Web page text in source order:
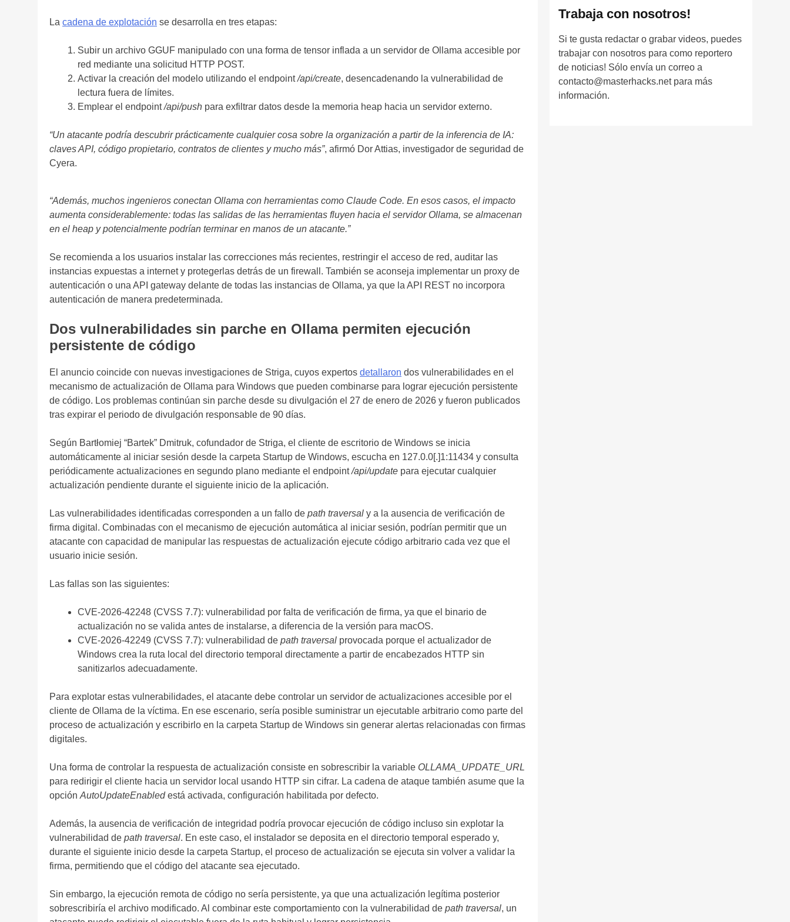
La cadena de explotación se desarrolla en tres etapas:
Subir un archivo GGUF manipulado con una forma de tensor inflada a un servidor de Ollama accesible por
red mediante una solicitud HTTP POST.
Activar la creación del modelo utilizando el endpoint/api/create, desencadenando la vulnerabilidad de
lectura fuera de límites.
Emplear el endpoint/api/push para exfiltrar datos desde la memoria heap hacia un servidor externo.
“Un atacante podría descubrir prácticamente cualquier cosa sobre la organización a partir de la inferencia de IA:
claves API, código propietario, contratos de clientes y mucho más”, afirmó Dor Attias, investigador de seguridad de
Cyera.
“Además, muchos ingenieros conectan Ollama con herramientas como Claude Code. En esos casos, el impacto
aumenta considerablemente: todas las salidas de las herramientas fluyen hacia el servidor Ollama, se almacenan
en el heap y potencialmente podrían terminar en manos de un atacante.”
Se recomienda a los usuarios instalar las correcciones más recientes, restringir el acceso de red, auditar las
instancias expuestas a internet y protegerlas detrás de un firewall. También se aconseja implementar un proxy de
autenticación o una API gateway delante de todas las instancias de Ollama, ya que la API REST no incorpora
autenticación de manera predeterminada.
Dos vulnerabilidades sin parche en Ollama permiten ejecución
persistente de código
El anuncio coincide con nuevas investigaciones de Striga, cuyos expertos detallaron dos vulnerabilidades en el
mecanismo de actualización de Ollama para Windows que pueden combinarse para lograr ejecución persistente
de código. Los problemas continúan sin parche desde su divulgación el 27 de enero de 2026 y fueron publicados
tras expirar el periodo de divulgación responsable de 90 días.
Según Bartłomiej “Bartek” Dmitruk, cofundador de Striga, el cliente de escritorio de Windows se inicia
automáticamente al iniciar sesión desde la carpeta Startup de Windows, escucha en 127.0.0[.]1:11434 y consulta
periódicamente actualizaciones en segundo plano mediante el endpoint/api/update para ejecutar cualquier
actualización pendiente durante el siguiente inicio de la aplicación.
Las vulnerabilidades identificadas corresponden a un fallo de path traversal y a la ausencia de verificación de
firma digital. Combinadas con el mecanismo de ejecución automática al iniciar sesión, podrían permitir que un
atacante con capacidad de manipular las respuestas de actualización ejecute código arbitrario cada vez que el
usuario inicie sesión.
Las fallas son las siguientes:
CVE-2026-42248 (CVSS 7.7): vulnerabilidad por falta de verificación de firma, ya que el binario de
actualización no se valida antes de instalarse, a diferencia de la versión para macOS.
CVE-2026-42249 (CVSS 7.7): vulnerabilidad de path traversal provocada porque el actualizador de
Windows crea la ruta local del directorio temporal directamente a partir de encabezados HTTP sin
sanitizarlos adecuadamente.
Para explotar estas vulnerabilidades, el atacante debe controlar un servidor de actualizaciones accesible por el
cliente de Ollama de la víctima. En ese escenario, sería posible suministrar un ejecutable arbitrario como parte del
proceso de actualización y escribirlo en la carpeta Startup de Windows sin generar alertas relacionadas con firmas
digitales.
Una forma de controlar la respuesta de actualización consiste en sobrescribir la variable OLLAMA_UPDATE_URL
para redirigir el cliente hacia un servidor local usando HTTP sin cifrar. La cadena de ataque también asume que la
opción AutoUpdateEnabledestá activada, configuración habilitada por defecto.
Además, la ausencia de verificación de integridad podría provocar ejecución de código incluso sin explotar la
vulnerabilidad de path traversal. En este caso, el instalador se deposita en el directorio temporal esperado y,
durante el siguiente inicio desde la carpeta Startup, el proceso de actualización se ejecuta sin volver a validar la
firma, permitiendo que el código del atacante sea ejecutado.
Sin embargo, la ejecución remota de código no sería persistente, ya que una actualización legítima posterior
sobrescribiría el archivo modificado. Al combinar este comportamiento con la vulnerabilidad de path traversal, un
Trabaja con nosotros!
Si te gusta redactar o grabar videos, puedes
trabajar con nosotros para como reportero
de noticias! Sólo envía un correo a
contacto@masterhacks.net para más
información.